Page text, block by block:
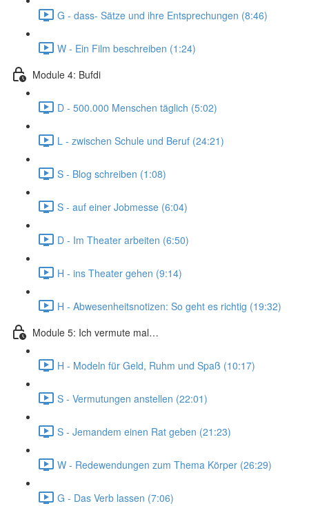
G - dass- Sätze und ihre Entsprechungen (8:46)
W - Ein Film beschreiben (1:24)
Module 4: Bufdi
D - 500.000 Menschen täglich (5:02)
L - zwischen Schule und Beruf (24:21)
S - Blog schreiben (1:08)
S - auf einer Jobmesse (6:04)
D - Im Theater arbeiten (6:50)
H - ins Theater gehen (9:14)
H - Abwesenheitsnotizen: So geht es richtig (19:32)
Module 5: Ich vermute mal…
H - Modeln für Geld, Ruhm und Spaß (10:17)
S - Vermutungen anstellen (22:01)
S - Jemandem einen Rat geben (21:23)
W - Redewendungen zum Thema Körper (26:29)
G - Das Verb lassen (7:06)